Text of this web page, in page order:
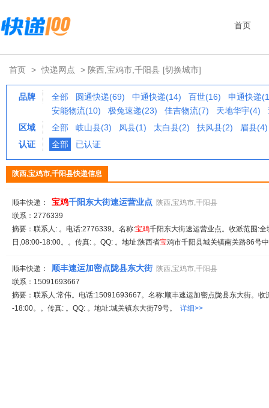
首页
首页 > 快递网点 > 陕西,宝鸡市,千阳县 [切换城市]
品牌 全部 圆通快递(69) 中通快递(14) 百世(16)
申通快递
安能物流(10)
极兔速递(23) 佳吉物流(7) 天地华宇(4)
区域
全部 岐山县(3) 凤县(1) 太白县(2) 扶风县(2)
眉县(4)
认证
全部 已认证
陕西,宝鸡市,千阳县快递信息
顺丰快递： 宝鸡千阳东大街速运营业点 陕西,宝鸡市,千阳县
联系：2776339
摘要：联系人: 。电话:2776339。名称:宝鸡千阳东大街速运营业点。收派范围:
日,08:00-18:00。。传真: 。QQ: 。地址:陕西省宝鸡市千阳县城关镇南关路86号
顺丰快递： 顺丰速运加密点陇县东大街 陕西,宝鸡市,千阳县
联系：15091693667
摘要：联系人:常伟。电话:15091693667。名称:顺丰速运加密点陇县东大街。
-18:00。。传真: 。QQ: 。地址:城关镇东大街79号。 详细>>